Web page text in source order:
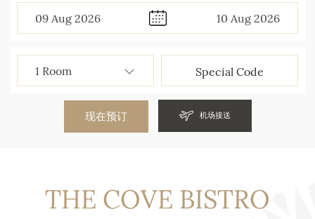
09 Aug 2026 10 Aug 2026
现在预订 机场接送
THE COVE BISTRO